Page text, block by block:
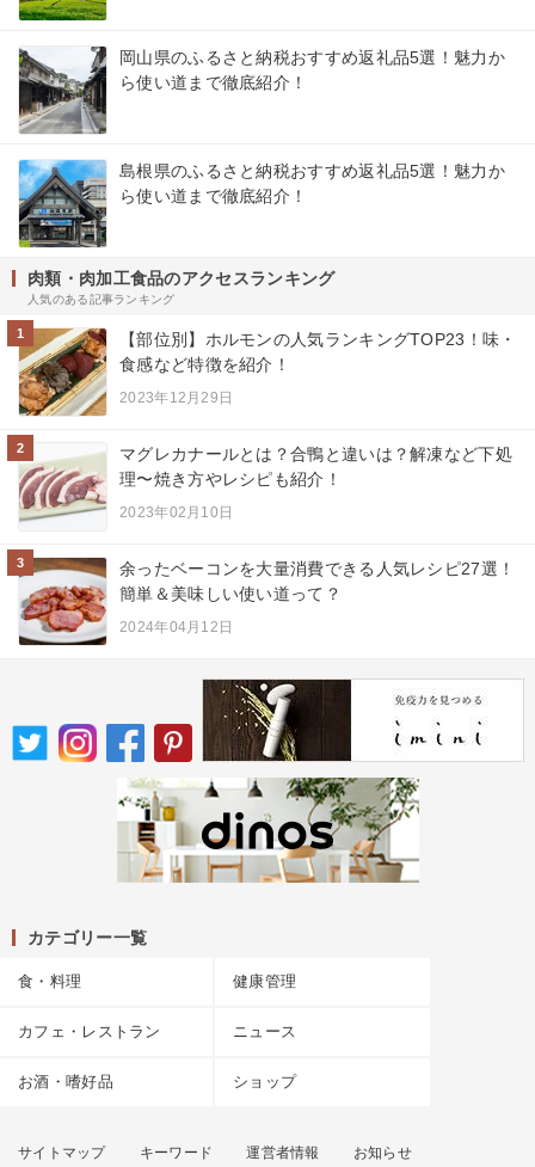
岡山県のふるさと納税おすすめ返礼品5選！魅力か
ら使い道まで徹底紹介！
島根県のふるさと納税おすすめ返礼品5選！魅力か
ら使い道まで徹底紹介！
肉類・肉加工食品のアクセスランキング
人気のある記事ランキング
1
【部位別】ホルモンの人気ランキングTOP23！味・
食感など特徴を紹介！
2023年12月29日
2
マグレカナールとは？合鴨と違いは？解凍など下処
理〜焼き方やレシピも紹介！
2023年02月10日
3
余ったベーコンを大量消費できる人気レシピ27選！
簡単＆美味しい使い道って？
2024年04月12日
カテゴリー一覧
食・料理 健康管理
カフェ・レストラン ニュース
お酒・嗜好品 ショップ
サイトマップ キーワード 運営者情報 お知らせ